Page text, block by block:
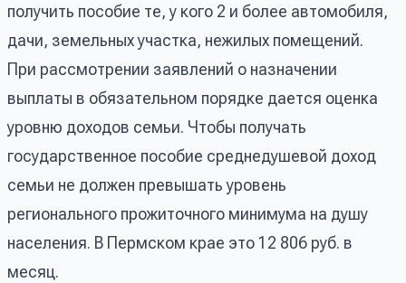
получить пособие те, у кого 2 и более автомобиля,
дачи, земельных участка, нежилых помещений.
При рассмотрении заявлений о назначении
выплаты в обязательном порядке дается оценка
уровню доходов семьи. Чтобы получать
государственное пособие среднедушевой доход
семьи не должен превышать уровень
регионального прожиточного минимума на душу
населения. В Пермском крае это 12 806 руб. в
месяц.